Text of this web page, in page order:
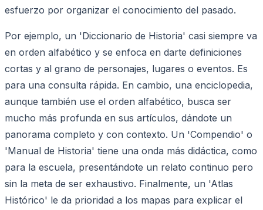
esfuerzo por organizar el conocimiento del pasado.
Por ejemplo, un 'Diccionario de Historia' casi siempre va
en orden alfabético y se enfoca en darte definiciones
cortas y al grano de personajes, lugares o eventos. Es
para una consulta rápida. En cambio, una enciclopedia,
aunque también use el orden alfabético, busca ser
mucho más profunda en sus artículos, dándote un
panorama completo y con contexto. Un 'Compendio' o
'Manual de Historia' tiene una onda más didáctica, como
para la escuela, presentándote un relato continuo pero
sin la meta de ser exhaustivo. Finalmente, un 'Atlas
Histórico' le da prioridad a los mapas para explicar el